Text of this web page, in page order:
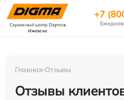
Сервисный центр Digmaв
Ижевске
+7
Главная›Отзывы
Отзывы